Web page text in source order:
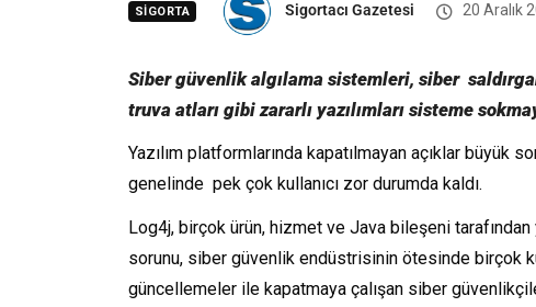
SIGORTA Sigortacı Gazetesi 20 Aralık
Siber güvenlik algılama sistemleri, siber
truva atları gibi zararlı yazılımları sisteme
Yazılım platformlarında kapatılmayan açıklar
genelinde pek çok kullanıcı zor durumda kaldı.
Log4j, birçok ürün, hizmet ve Java bileşeni tarafından
sorunu, siber güvenlik endüstrisinin ötesinde birçok
güncellemeler ile kapatmaya çalışan siber